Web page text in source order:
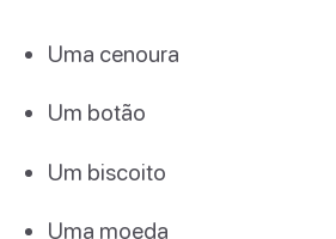
Uma cenoura
Um botão
Um biscoito
Uma moeda